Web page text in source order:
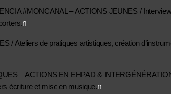
#MONCANAL – ACTIONS JEUNES /
n
/ Ateliers de pratiques artistiques, création
– ACTIONS EN EHPAD &
écriture et mise en musique.n